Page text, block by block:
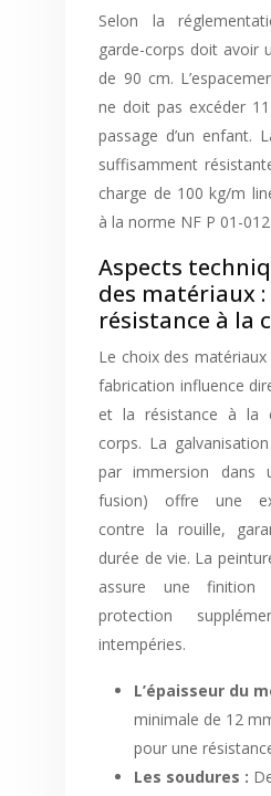
Selon la
garde-corps doit avoir
de 90 cm.
ne doit pas excéder
passage d’un enfant.
suffisamment
charge de 100 kg/m
à la norme NF P 01-012.
Aspects
des matériaux
résistance à la
Le choix des
fabrication influence
et la résistance à la
corps. La
par immersion dans
fusion) offre une
contre la rouille,
durée de vie. La
assure une finition
protection
intempéries.
L’épaisseur du
minimale de 12
pour une
Les soudures :